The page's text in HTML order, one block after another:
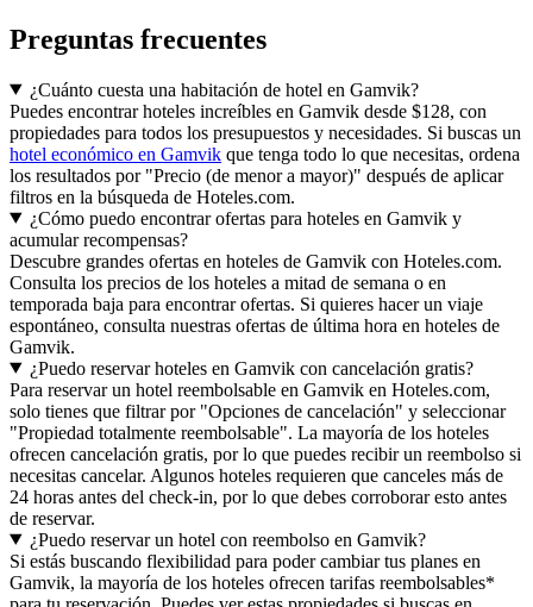
Preguntas frecuentes
¿Cuánto cuesta una habitación de hotel en Gamvik?
Puedes encontrar hoteles increíbles en Gamvik desde $128, con
propiedades para todos los presupuestos y necesidades. Si buscas un
hotel económico en Gamvik que tenga todo lo que necesitas, ordena
los resultados por "Precio (de menor a mayor)" después de aplicar
filtros en la búsqueda de Hoteles.com.
¿Cómo puedo encontrar ofertas para hoteles en Gamvik y
acumular recompensas?
Descubre grandes ofertas en hoteles de Gamvik con Hoteles.com.
Consulta los precios de los hoteles a mitad de semana o en
temporada baja para encontrar ofertas. Si quieres hacer un viaje
espontáneo, consulta nuestras ofertas de última hora en hoteles de
Gamvik.
¿Puedo reservar hoteles en Gamvik con cancelación gratis?
Para reservar un hotel reembolsable en Gamvik en Hoteles.com,
solo tienes que filtrar por "Opciones de cancelación" y seleccionar
"Propiedad totalmente reembolsable". La mayoría de los hoteles
ofrecen cancelación gratis, por lo que puedes recibir un reembolso si
necesitas cancelar. Algunos hoteles requieren que canceles más de
24 horas antes del check-in, por lo que debes corroborar esto antes
de reservar.
¿Puedo reservar un hotel con reembolso en Gamvik?
Si estás buscando flexibilidad para poder cambiar tus planes en
Gamvik, la mayoría de los hoteles ofrecen tarifas reembolsables*